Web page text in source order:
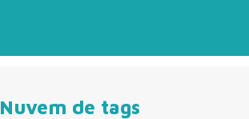
Nuvem de tags